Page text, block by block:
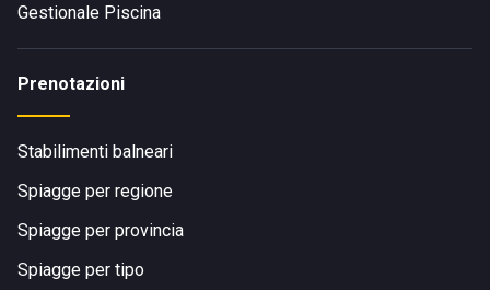
Gestionale Piscina
Prenotazioni
Stabilimenti balneari
Spiagge per regione
Spiagge per provincia
Spiagge per tipo